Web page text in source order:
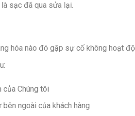
sạc đã qua sửa lại.
hóa nào đó gặp sự cố không hoạt
của Chúng tôi
ngoài của khách hàng